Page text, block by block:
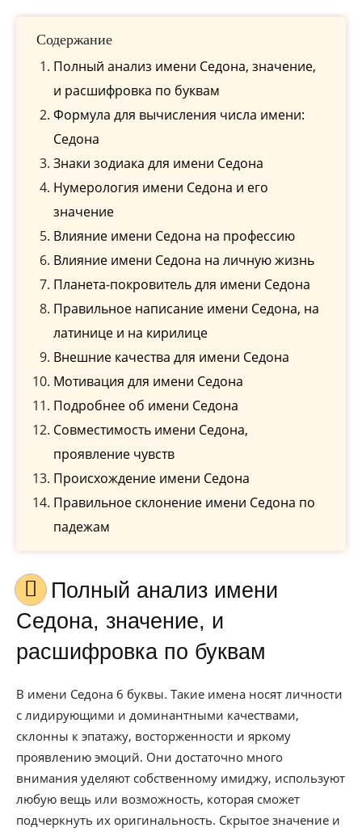
Содержание
Полный анализ имени Седона, значение,
и расшифровка по буквам
Формула для вычисления числа имени:
Седона
Знаки зодиака для имени Седона
Нумерология имени Седона и его
значение
Влияние имени Седона на профессию
Влияние имени Седона на личную жизнь
Планета-покровитель для имени Седона
Правильное написание имени Седона, на
латинице и на кирилице
Внешние качества для имени Седона
Мотивация для имени Седона
Подробнее об имени Седона
Совместимость имени Седона,
проявление чувств
Происхождение имени Седона
Правильное склонение имени Седона по
падежам
Полный анализ имени
Седона, значение, и
расшифровка по буквам
В имени Седона 6 буквы. Такие имена носят личности
с лидирующими и доминантными качествами,
склонны к эпатажу, восторженности и яркому
проявлению эмоций. Они достаточно много
внимания уделяют собственному имиджу, используют
любую вещь или возможность, которая сможет
подчеркнуть их оригинальность. Скрытое значение и